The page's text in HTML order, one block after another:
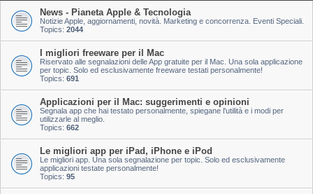
News - Pianeta Apple & Tecnologia
Notizie Apple, aggiornamenti, novità. Marketing e concorrenza. Eventi Speciali.
Topics: 2044
I migliori freeware per il Mac
Riservato alle segnalazioni delle App gratuite per il Mac. Una sola applicazione
per topic. Solo ed esclusivamente freeware testati personalmente!
Topics: 691
Applicazioni per il Mac: suggerimenti e opinioni
Segnala app che hai testato personalmente, spiegane l'utilità e i modi per
utilizzarle al meglio.
Topics: 662
Le migliori app per iPad, iPhone e iPod
Le migliori app. Una sola segnalazione per topic. Solo ed esclusivamente
applicazioni testate personalmente!
Topics: 95